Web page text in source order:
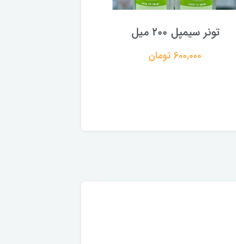
تونر سیمپل ۲۰۰ میل
600,000 تومان